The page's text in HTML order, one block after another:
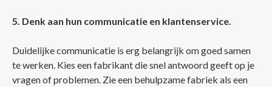
5. Denk aan hun communicatie en klantenservice.
Duidelijke communicatie is erg belangrijk om goed samen
te werken. Kies een fabrikant die snel antwoord geeft op je
vragen of problemen. Zie een behulpzame fabriek als een